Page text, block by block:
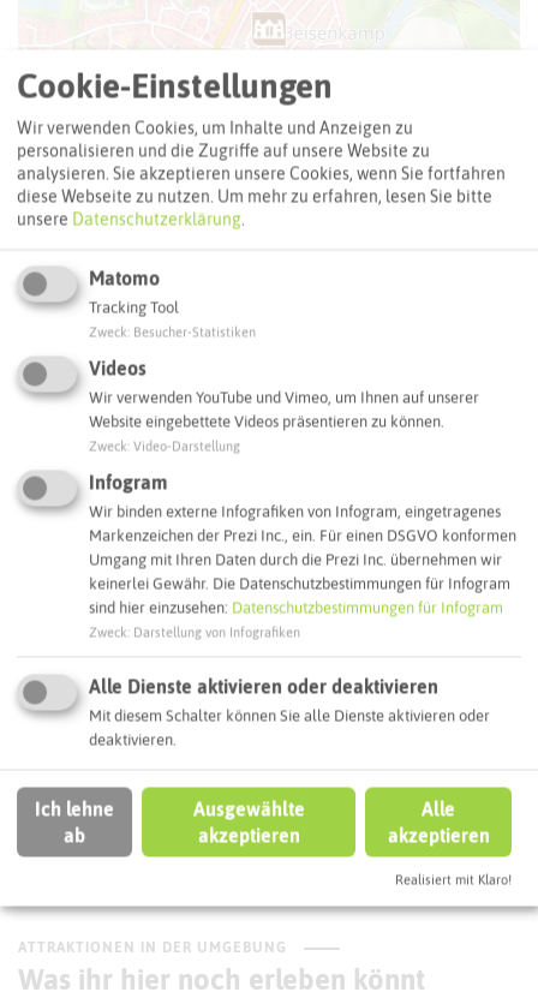
Adresse:
50er Jahre Museum Datteln
45711 Datteln
Webseite
Interaktive Karte
Routenplanung zum Ziel:
Autoroute finden
ATTRAKTIONEN IN DER UMGEBUNG
Was ihr hier noch erleben könnt
Cookie-Einstellungen
Wir verwenden Cookies, um Inhalte und Anzeigen zu
personalisieren und die Zugriffe auf unsere Website zu
analysieren. Sie akzeptieren unsere Cookies, wenn Sie fortfahren
diese Webseite zu nutzen. Um mehr zu erfahren, lesen Sie bitte
unsere Datenschutzerklärung.
Matomo
Tracking Tool
Zweck Besucher-Statistiken
Videos
Wir verwenden YouTube und Vimeo, um Ihnen auf unserer
Website eingebettete Videos präsentieren zu können.
Zweck Video-Darstellung
Infogram
Wir binden externe Infografiken von Infogram, eingetragenes
Markenzeichen der Prezi Inc., ein. Für einen DSGVO konformen
Umgang mit Ihren Daten durch die Prezi Inc. übernehmen wir
keinerlei Gewähr. Die Datenschutzbestimmungen für Infogram
sind hier einzusehen: Datenschutzbestimmungen für Infogram
Zweck Darstellung von Infografiken
Alle Dienste aktivieren oder deaktivieren
Mit diesem Schalter können Sie alle Dienste aktivieren oder
deaktivieren.
Ich lehne
ab
Ausgewählte
akzeptieren
Alle
akzeptieren
Realisiert mit Klaro!